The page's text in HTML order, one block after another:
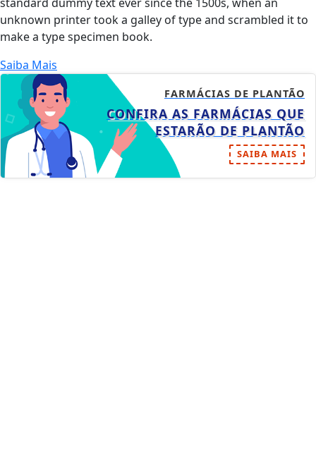
unknown printer took a galley of type and scrambled it to
make a type specimen book.
Saiba Mais
FARMÁCIAS DE PLANTÃO
CONFIRA AS FARMÁCIAS QUE
ESTARÃO DE PLANTÃO
SAIBA MAIS